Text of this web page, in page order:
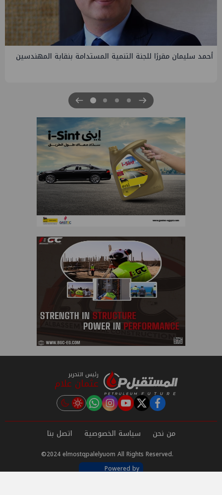
أحمد سليمان مقررًا للجنة التنمية المستدامة بنقابة المهندسين
رئيس التحرير
عثمان علام
facebook
twitter
youtube
instagram
tiktok
من نحن سياسة الخصوصية اتصل بنا
©2024 elmostqpalelyuom All Rights Reserved.
Powered by